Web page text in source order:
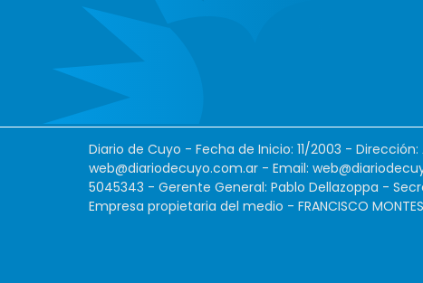
Diario de Cuyo - Fecha de Inicio: 11/2003 -
web@diariodecuyo.com.ar - Email:
5045343 - Gerente General: Pablo Dellazoppa -
Empresa propietaria del medio - FRANCISCO MONTES